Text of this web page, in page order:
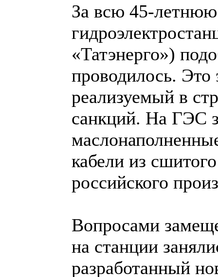
За всю 45-
«Татэнерго»)
проводилось. Это
реализуемый в
санкций. На ГЭС
кабели из
российского
Вопросами
на станции
разработанный